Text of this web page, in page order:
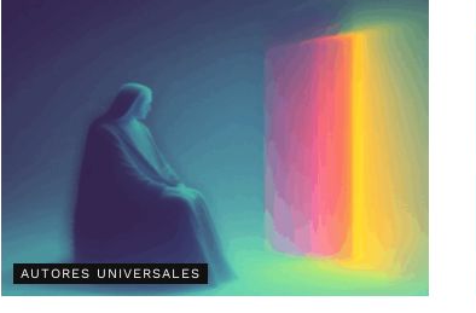
AUTORES UNIVERSALES